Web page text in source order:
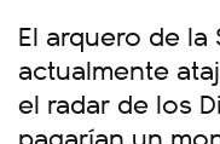
El arquero de
actualmente
el radar de los
pagarían un